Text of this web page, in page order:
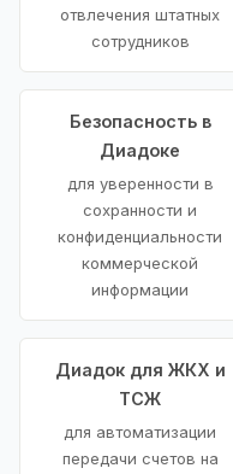
отвлечения штатных
сотрудников
Безопасность в
Диадоке
для уверенности в
сохранности и
конфиденциальности
коммерческой
информации
Диадок для ЖКХ и
ТСЖ
для автоматизации
передачи счетов на